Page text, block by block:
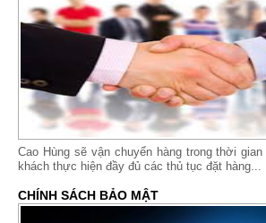
Cao Hùng sẽ vận chuyển hàng trong thời
khách thực hiện đầy đủ các thủ tục đặt hàng...
CHÍNH SÁCH BẢO MẬT